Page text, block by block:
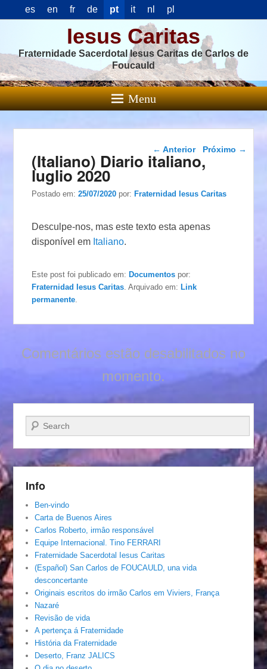
es en fr de pt it nl pl
Iesus Caritas
Fraternidade Sacerdotal Iesus Caritas de Carlos de
Foucauld
Menu
Navegação das
← Anterior Próximo →
(Italiano) Diario italiano,
luglio 2020
Postado em:25/07/2020 por:Fraternidad Iesus Caritas
Desculpe-nos, mas este texto esta apenas
disponível em Italiano.
Este post foi publicado em:Documentos por:
Fraternidad Iesus Caritas . Arquivado em:Link
permanente
Comentários estão desabilitados no
momento.
Pesquisar…
Info
Ben-vindo
Carta de Buenos Aires
Carlos Roberto, irmâo responsável
Equipe Internacional. Tino FERRARI
Fraternidade Sacerdotal Iesus Caritas
(Español) San Carlos de FOUCAULD, una vida
desconcertante
Originais escritos do irmão Carlos em Viviers, França
Nazaré
Revisão de vida
A pertença á Fraternidade
História da Fraternidade
Deserto, Franz JALICS